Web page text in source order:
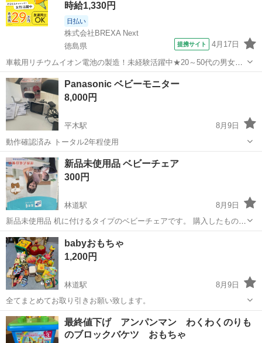
時給1,330円
日払い
株式会社BREXA Next
徳島県
提携サイト 4月17日
車載用リチウムイオン電池の製造！未経験活躍中★20～50代の男女活
躍中！寮費無料★備品付き1R寮完備！自宅からマイカー通勤OK！無料
駐車場完備◎正社員登用制度あり！《徳島県板野郡松茂町》 人気の工
場のお仕事 ◇車載用リチウ...
徳島 その他
Panasonic ベビーモニター
8,000円
平木駅
8月9日
動作確認済み トータル2年程使用
香川 木田郡 平木駅 ベビー用品
新品未使用品 ベビーチェア
300円
林道駅
8月9日
新品未使用品 机に付けるタイプのベビーチェアです。 購入したものの
使う機会がありませんでした。 箱は届いた時からボコボコで口が開い
ていました。 中身に問題はないと思います。
香川 高松市 林道駅
babyおもちゃ
1,200円
林道駅
8月9日
全てまとめてお取り引きお願い致します。
香川 高松市 林道駅 ベビー用品
最終値下げ アンパンマン わくわくのりも
のブロックバケツ おもちゃ